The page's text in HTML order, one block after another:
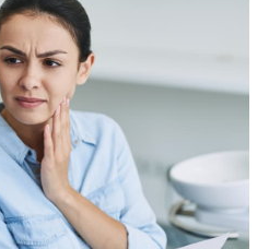
, un factor importante para
En nuestras clínicas
capacitados
de periodoncia en Vigo y